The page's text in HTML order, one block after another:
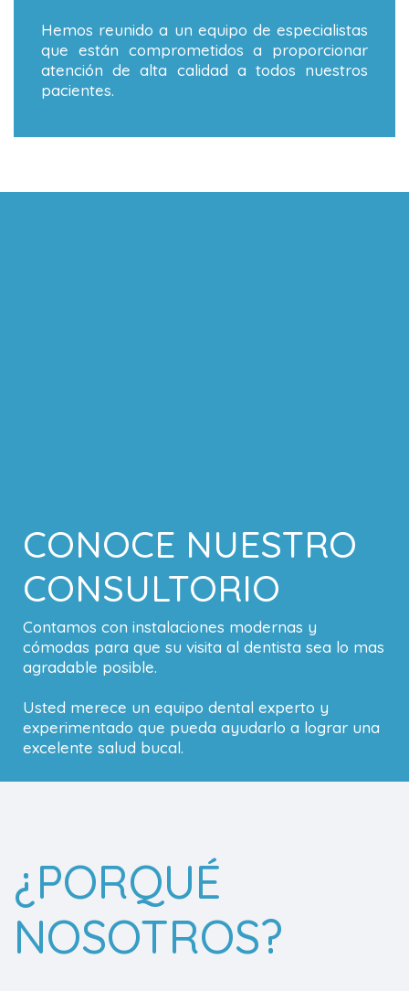
Hemos reunido a un equipo de especialistas
que están comprometidos a proporcionar
atención de alta calidad a todos nuestros
pacientes.
CONOCE NUESTRO
CONSULTORIO
Contamos con instalaciones modernas y
cómodas para que su visita al dentista sea lo mas
agradable posible.
Usted merece un equipo dental experto y
experimentado que pueda ayudarlo a lograr una
excelente salud bucal.
¿PORQUÉ
NOSOTROS?